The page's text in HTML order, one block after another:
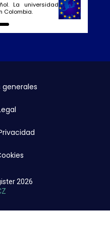
La universidad
Colombia.
2026